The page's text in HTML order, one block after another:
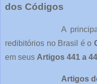
dos Códigos
A
redibitórios no Brasil é o
em seus Artigos 441 a
Artigos